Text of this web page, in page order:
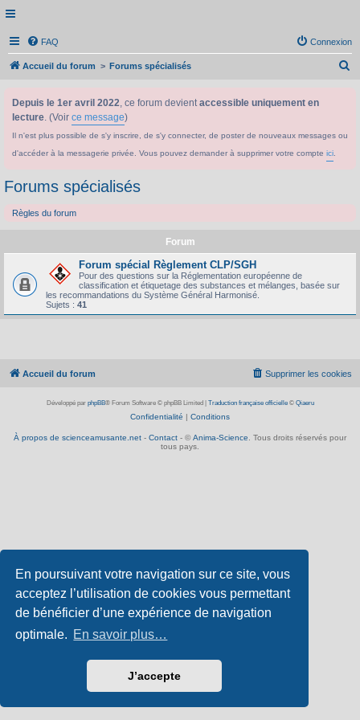
En poursuivant votre navigation sur ce site, vous
acceptez l’utilisation de cookies vous permettant
de bénéficier d’une expérience de navigation
optimale. En savoir plus…
J’accepte
FAQ Connexion
Accueil du forum Forums spécialisés
Depuis le 1er avril 2022, ce forum devientaccessible uniquement en
lecture. (Voir ce message)
Il n'est plus possible de s'y inscrire, de s'y connecter, de poster de nouveaux messages ou
d'accéder à la messagerie privée. Vous pouvez demander à supprimer votre compte ici
Forums spécialisés
Règles du forum
Forum
Forum spécial Règlement CLP/SGH
Pour des questions sur la Réglementation européenne de
classification et étiquetage des substances et mélanges, basée sur
les recommandations du Système Général Harmonisé.
Sujets : 41
Accueil du forum Supprimer les cookies
Développé par phpBB® Forum Software © phpBB Limited Traduction française officielle© Qiaeru
Confidentialité | Conditions
À propos de scienceamusante.net - Contact - © Anima-Science . Tous droits réservés pour
tous pays.